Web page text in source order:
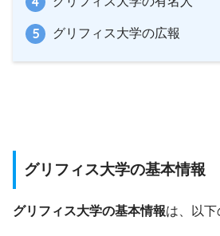
グリフィス大学の広報
グリフィス大学の基本情報
グリフィス大学の基本情報は、以下